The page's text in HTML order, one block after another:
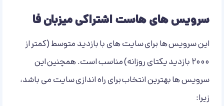
سرویس های هاست اشتراکی میزبان فا
این سرویس ها برای سایت های با بازدید متوسط (کمتر از
2000 بازدید یکتای روزانه) مناسب است. همچنین این
سرویس ها بهترین انتخاب برای راه اندازی سایت می باشد،
زیرا: